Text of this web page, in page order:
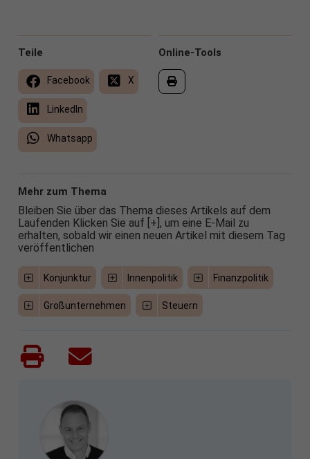
Online-Tools
Teile
Facebook X
LinkedIn
Whatsapp
Mehr zum Thema
Bleiben Sie über das Thema dieses Artikels auf dem
Laufenden Klicken Sie auf [+], um eine E-Mail zu
erhalten, sobald wir einen neuen Artikel mit diesem Tag
veröffentlichen
Konjunktur Innenpolitik Finanzpolitik
Großunternehmen Steuern